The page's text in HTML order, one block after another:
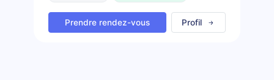
Prendre rendez-vous Profil